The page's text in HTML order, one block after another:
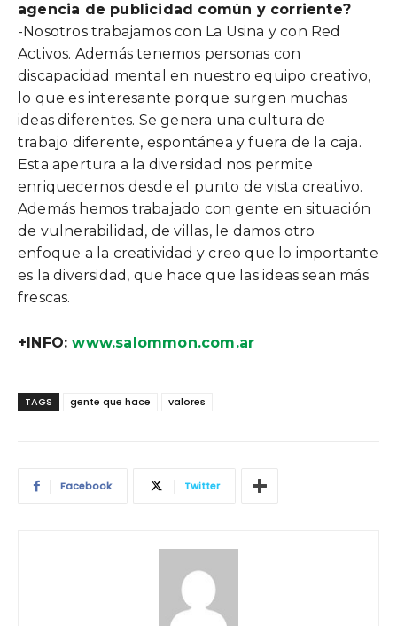
agencia de publicidad común y corriente?
-Nosotros trabajamos con La Usina y con Red
Activos. Además tenemos personas con
discapacidad mental en nuestro equipo creativo,
lo que es interesante porque surgen muchas
ideas diferentes. Se genera una cultura de
trabajo diferente, espontánea y fuera de la caja.
Esta apertura a la diversidad nos permite
enriquecernos desde el punto de vista creativo.
Además hemos trabajado con gente en situación
de vulnerabilidad, de villas, le damos otro
enfoque a la creatividad y creo que lo importante
es la diversidad, que hace que las ideas sean más
frescas.
+INFO:www.salommon.com.ar
TAGS gente que hace valores
Facebook Twitter